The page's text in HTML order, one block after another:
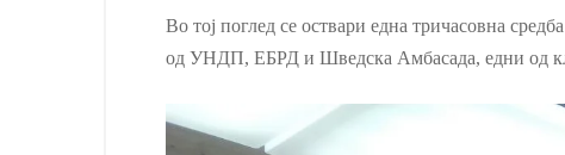
Во тој поглед се оствари една тричасовна
од УНДП, ЕБРД и Шведска Амбасада, едни од